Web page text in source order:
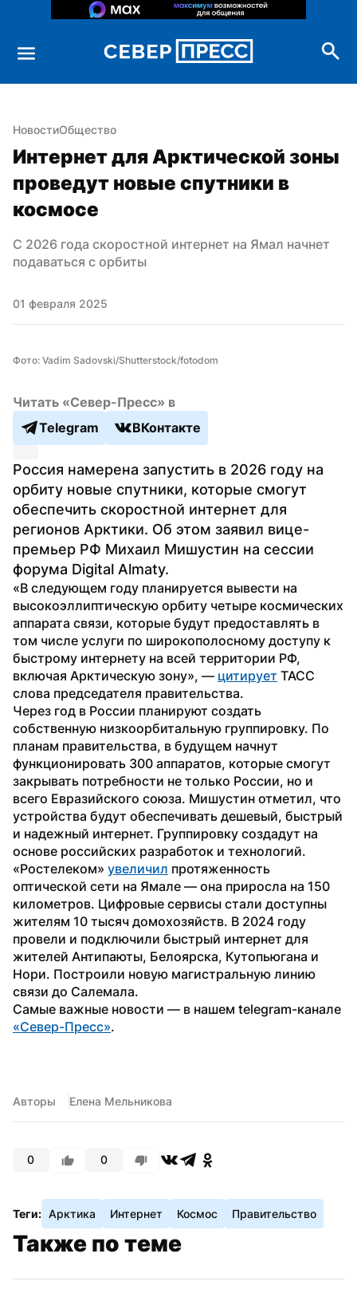
НовостиОбщество
Интернет для Арктической зоны
проведут новые спутники в
космосе
С 2026 года скоростной интернет на Ямал начнет
подаваться с орбиты
01 февраля 2025
Фото: Vadim Sadovski/Shutterstock/fotodom
Читать «Север-Пресс» в
Telegram
ВКонтакте
Россия намерена запустить в 2026 году на
орбиту новые спутники, которые смогут
обеспечить скоростной интернет для
регионов Арктики. Об этом заявил вице-
премьер РФ Михаил Мишустин на сессии
форума Digital Almaty.
«В следующем году планируется вывести на
высокоэллиптическую орбиту четыре космических
аппарата связи, которые будут предоставлять в
том числе услуги по широкополосному доступу к
быстрому интернету на всей территории РФ,
включая Арктическую зону», — цитирует ТАСС
слова председателя правительства.
Через год в России планируют создать
собственную низкоорбитальную группировку. По
планам правительства, в будущем начнут
функционировать 300 аппаратов, которые смогут
закрывать потребности не только России, но и
всего Евразийского союза. Мишустин отметил, что
устройства будут обеспечивать дешевый, быстрый
и надежный интернет. Группировку создадут на
основе российских разработок и технологий.
«Ростелеком» увеличил протяженность
оптической сети на Ямале — она приросла на 150
километров. Цифровые сервисы стали доступны
жителям 10 тысяч домохозяйств. В 2024 году
провели и подключили быстрый интернет для
жителей Антипаюты, Белоярска, Кутопьюгана и
Нори. Построили новую магистральную линию
связи до Салемала.
«Север-Пресс».
Авторы Елена Мельникова
0 0
Теги: Арктика Интернет Космос Правительство
Также по теме